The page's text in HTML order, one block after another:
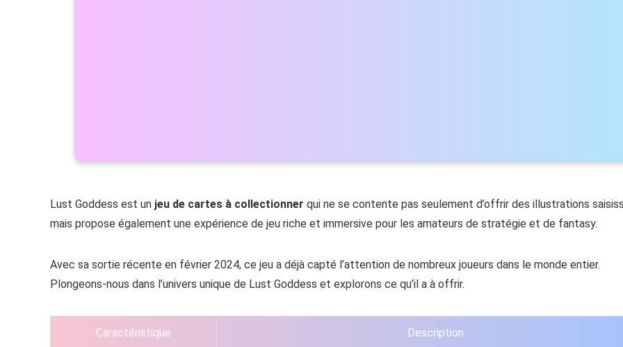
Lust Goddess est un jeu de cartes à collectionner qui ne se contente pas seulement d’offrir des illustrations
mais propose également une expérience de jeu riche et immersive pour les amateurs de stratégie et de fantasy.
Avec sa sortie récente en février 2024, ce jeu a déjà capté l’attention de nombreux joueurs dans le monde entier.
Plongeons-nous dans l’univers unique de Lust Goddess et explorons ce qu’il a à offrir.
Caractéristique Description